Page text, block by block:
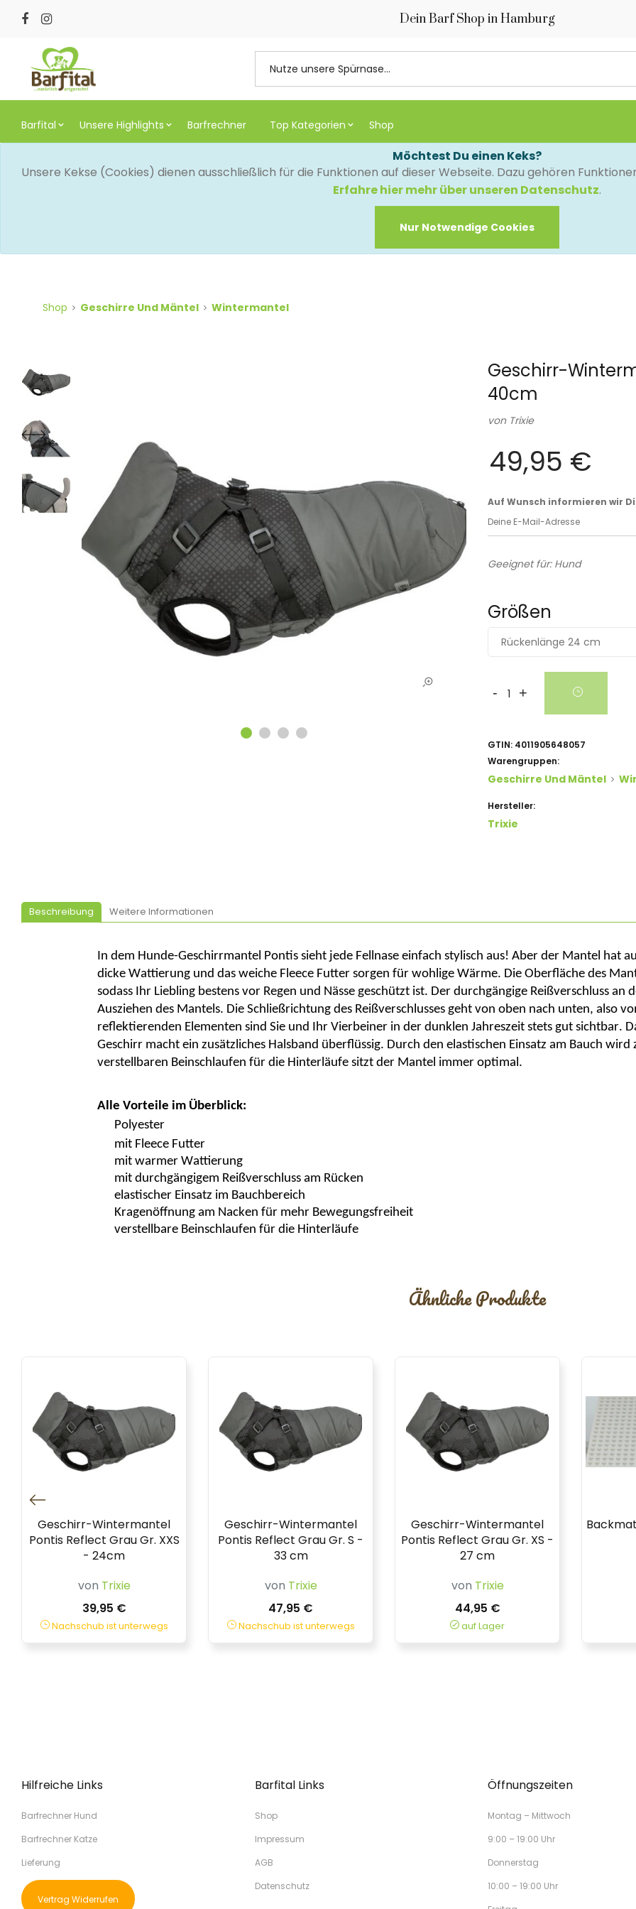
Dein Barf Shop in Hamburg
Barfital Unsere Highlights Barfrechner Top Kategorien Shop
Möchtest Du einen Keks?
Unsere Kekse (Cookies) dienen ausschließlich für die Funktionen auf dieser Webseite. Dazu gehören
Erfahre hier mehr über unseren Datenschutz.
Nur Notwendige Cookies
Shop Geschirre Und Mäntel Wintermantel
Geschirr-
40cm
von Trixie
49,95 €
Auf Wunsch informieren wir
Geeignet für: Hund
Größen
Rückenlänge 24 cm
- +
GTIN: 4011905648057
Warengruppen:
Geschirre Und Mäntel
Hersteller:
Trixie
Beschreibung Weitere Informationen
In dem Hunde-Geschirrmantel Pontis sieht jede Fellnase einfach stylisch aus! Aber der Mantel hat
dicke Wattierung und das weiche Fleece Futter sorgen für wohlige Wärme. Die Oberfläche des
sodass Ihr Liebling bestens vor Regen und Nässe geschützt ist. Der durchgängige Reißverschluss
Ausziehen des Mantels. Die Schließrichtung des Reißverschlusses geht von oben nach unten, also
reflektierenden Elementen sind Sie und Ihr Vierbeiner in der dunklen Jahreszeit stets gut sichtbar.
Geschirr macht ein zusätzliches Halsband überflüssig. Durch den elastischen Einsatz am Bauch
verstellbaren Beinschlaufen für die Hinterläufe sitzt der Mantel immer optimal.
Alle Vorteile im Überblick:
Polyester
mit Fleece Futter
mit warmer Wattierung
mit durchgängigem Reißverschluss am Rücken
elastischer Einsatz im Bauchbereich
Kragenöffnung am Nacken für mehr Bewegungsfreiheit
verstellbare Beinschlaufen für die Hinterläufe
Ähnliche Produkte
Geschirr-Wintermantel
Pontis Reflect Grau Gr. XXS
- 24cm
von Trixie
39,95 €
Nachschub ist unterwegs
Geschirr-Wintermantel
Pontis Reflect Grau Gr. S -
33 cm
von Trixie
47,95 €
Nachschub ist unterwegs
Geschirr-Wintermantel
Pontis Reflect Grau Gr. XS -
27 cm
von Trixie
44,95 €
auf Lager
Hilfreiche Links
Barfrechner Hund
Barfrechner Katze
Lieferung
Vertrag Widerrufen
Barfital Links
Shop
Impressum
AGB
Datenschutz
Öffnungszeiten
Montag – Mittwoch
9:00 – 19:00 Uhr
Donnerstag
10:00 – 19:00 Uhr